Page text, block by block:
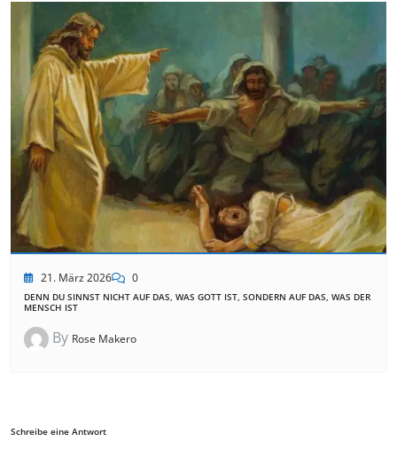
21. März 2026 0
DENN DU SINNST NICHT AUF DAS, WAS GOTT IST, SONDERN AUF DAS, WAS DER
MENSCH IST
By Rose Makero
Schreibe eine Antwort